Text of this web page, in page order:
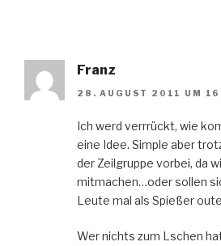
Franz
28. AUGUST 2011 UM
Ich werd verrrückt, wie
eine Idee. Simple aber
der Zeilgruppe vorbei, da
mitmachen…oder sollen
Leute mal als Spießer
Wer nichts zum Lschen